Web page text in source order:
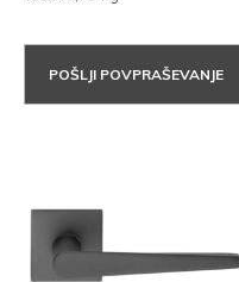
POŠLJI POVPRAŠEVANJE